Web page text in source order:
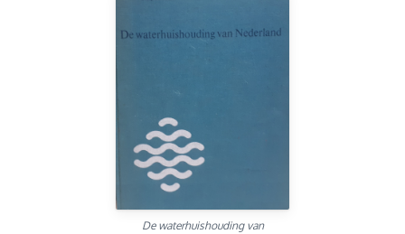
De waterhuishouding van